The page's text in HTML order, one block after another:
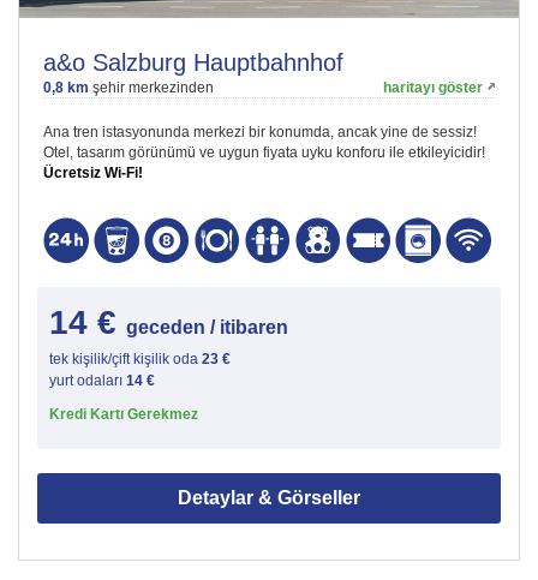
a&o Salzburg Hauptbahnhof
0,8 km şehir merkezinden haritayı göster
Ana tren istasyonunda merkezi bir konumda, ancak yine de sessiz!
Otel, tasarım görünümü ve uygun fiyata uyku konforu ile etkileyicidir!
Ücretsiz Wi-Fi!
14 € geceden / itibaren
tek kişilik/çift kişilik oda 23 €
yurt odaları 14 €
Kredi Kartı Gerekmez
Detaylar & Görseller